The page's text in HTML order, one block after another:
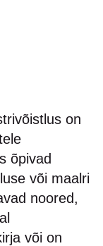
on
õpivad
või maalri
noored,
või on